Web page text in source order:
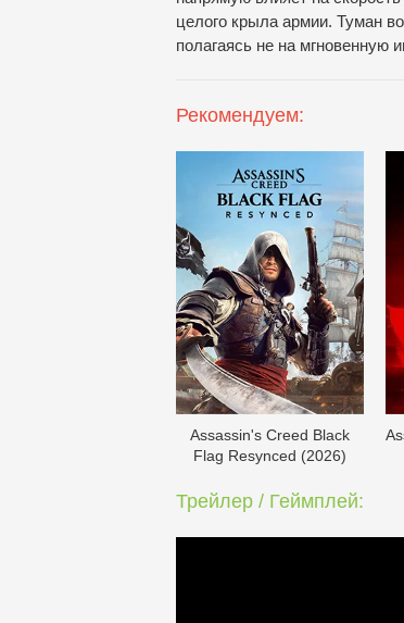
целого крыла армии. Туман
полагаясь не на мгновенную
Рекомендуем:
Assassin's Creed Black
Flag Resynced (2026)
Трейлер / Геймплей: